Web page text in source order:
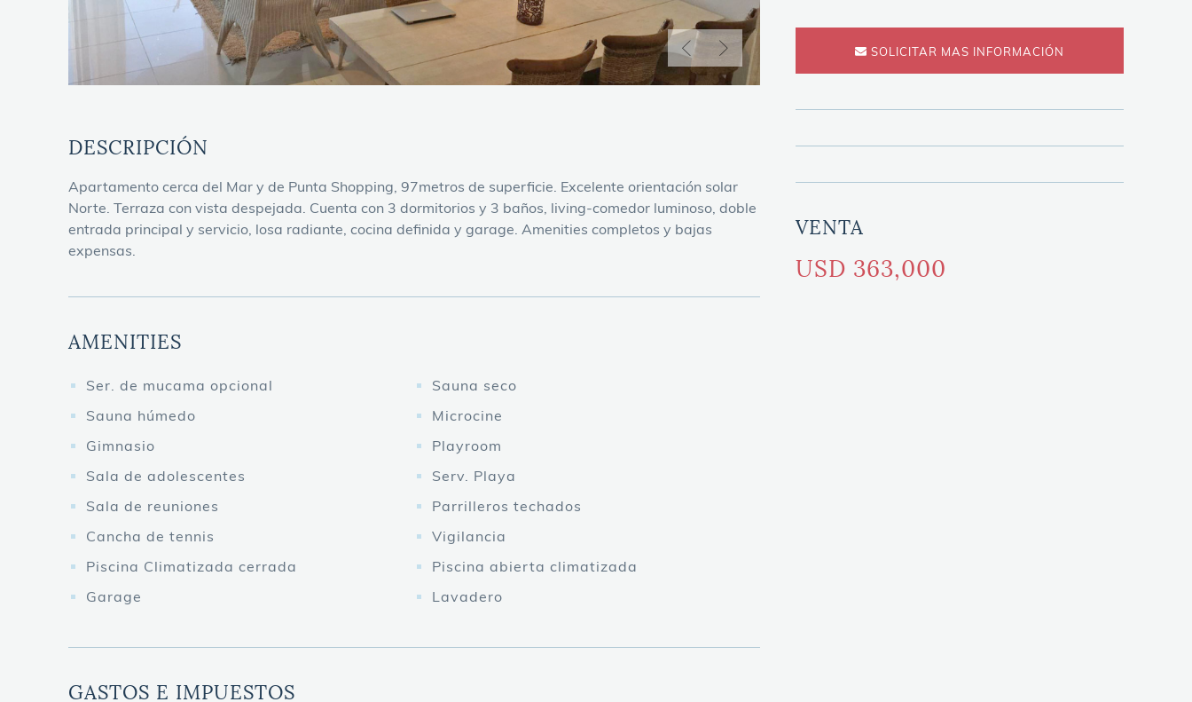
DESCRIPCIÓN
Apartamento cerca del Mar y de Punta Shopping, 97metros de superficie. Excelente orientación solar
Norte. Terraza con vista despejada. Cuenta con 3 dormitorios y 3 baños, living-comedor luminoso, doble
entrada principal y servicio, losa radiante, cocina definida y garage. Amenities completos y bajas
expensas.
AMENITIES
Ser. de mucama opcional
Sauna seco
Sauna húmedo
Microcine
Gimnasio
Playroom
Sala de adolescentes
Serv. Playa
Sala de reuniones
Parrilleros techados
Cancha de tennis
Vigilancia
Piscina Climatizada cerrada
Piscina abierta climatizada
Garage
Lavadero
GASTOS E IMPUESTOS
SOLICITAR MAS INFORMACIÓN
VENTA
USD 363,000